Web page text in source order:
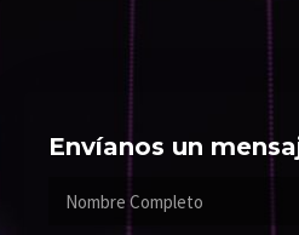
Envíanos un